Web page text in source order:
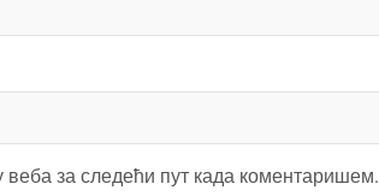
за следећи пут када коментаришем.